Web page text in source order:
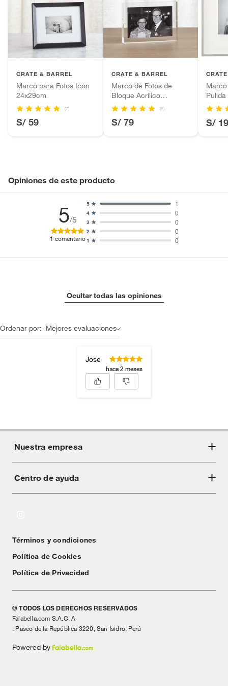
Número de piezas
Ancho 51cm
Alto 51cm
Capacidad de fotos 1
Alimentos, bebidas, fórmulas y leches para bebés.
Productos hechos a medida.
Pinturas de color a pedido.
Plantas.
Baterías de auto.
Motocicletas y bicicletas motorizadas.
CRATE & BARREL
Marco para Fotos Icon
24x29cm
(7)
S/ 59
CRATE & BARREL
Marco de Fotos de
Bloque Acrílico
12x17cm
(6)
S/ 79 S/
Opiniones de este producto
5/5
1 comentario1 0
2 0
3 0
4 0
5 1
Ocultar todas las opiniones
Ordenar por: Mejores evaluaciones
Jose
hace 2 meses
Nuestra empresa
Acerca de Crate
Centro de ayuda
Textos Legales
Términos y condiciones
Política de Cookies
Política de Privacidad
© TODOS LOS DERECHOS RESERVADOS
Falabella.com S.A.C. A
. Paseo de la República 3220, San Isidro, Perú
Powered by